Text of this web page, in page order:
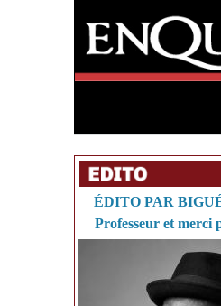
ÉDITO PAR
Professeur et merci